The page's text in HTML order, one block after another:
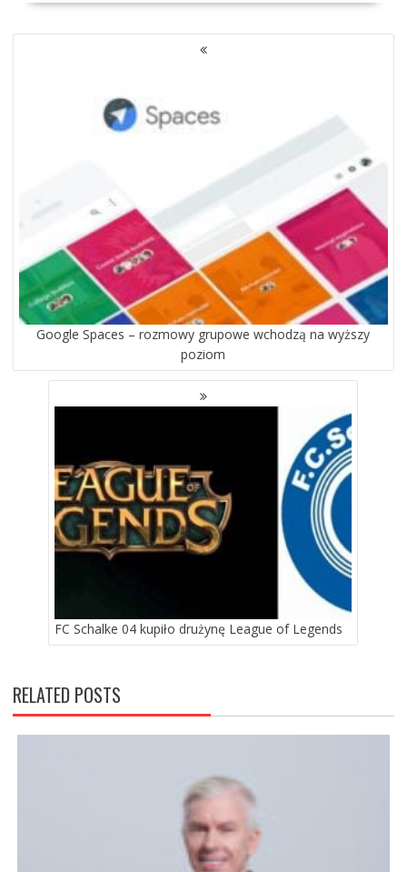
NAWIGACJA
Google Spaces – rozmowy grupowe wchodzą na wyższy
poziom
FC Schalke 04 kupiło drużynę League of Legends
RELATED POSTS